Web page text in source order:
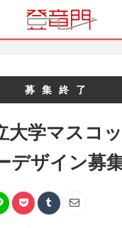
募集終了
大学マスコ
デザイン募